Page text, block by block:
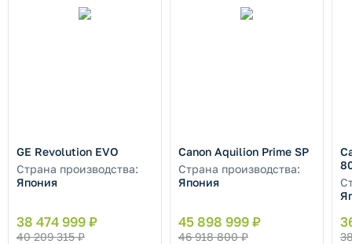
GE Revolution EVO
Страна производства:
Япония
38 474 999 ₽
40 209 315 ₽
Canon Aquilion Prime SP
Страна производства:
Япония
45 898 999 ₽
46 918 800 ₽